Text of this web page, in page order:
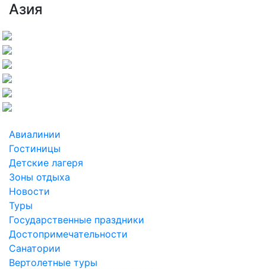
Азия
Авиалинии
Гостиницы
Детские лагеря
Зоны отдыха
Новости
Туры
Государственные праздники
Достопримечательности
Санатории
Вертолетные туры